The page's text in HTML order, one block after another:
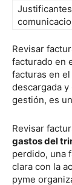
Revisar
facturado en
facturas en
descargada
gestión, es
Revisar
gastos del
perdido, una
clara con la
pyme